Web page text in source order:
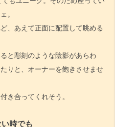
。
、あえて正面に配置して眺める
と彫刻のような陰影があらわ
りと、オーナーを飽きさせませ
き合ってくれそう。
時でも